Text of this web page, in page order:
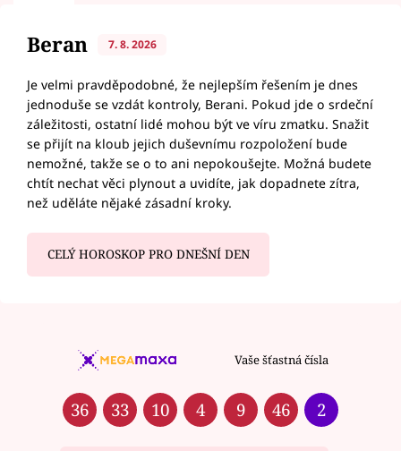
Beran 7. 8. 2026
Je velmi pravděpodobné, že nejlepším řešením je dnes
jednoduše se vzdát kontroly, Berani. Pokud jde o srdeční
záležitosti, ostatní lidé mohou být ve víru zmatku. Snažit
se přijít na kloub jejich duševnímu rozpoložení bude
nemožné, takže se o to ani nepokoušejte. Možná budete
chtít nechat věci plynout a uvidíte, jak dopadnete zítra,
než uděláte nějaké zásadní kroky.
CELÝ HOROSKOP PRO DNEŠNÍ DEN
Vaše šťastná čísla
36 33 10 4 9 46 2